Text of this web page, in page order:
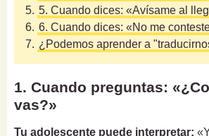
5. 5. Cuando dices: «Avísame al
6. 6. Cuando dices: «No me
7. ¿Podemos aprender a
1. Cuando preguntas:
vas?»
Tu adolescente puede interpretar: